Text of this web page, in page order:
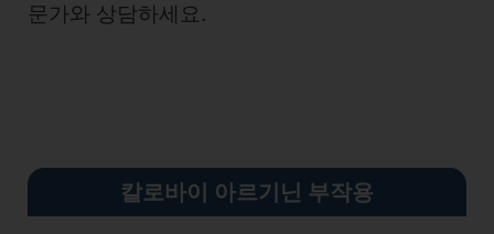
문가와 상담하세요.
칼로바이 아르기닌 부작용